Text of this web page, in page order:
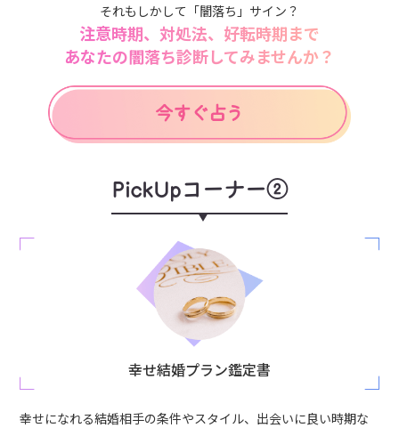
それもしかして「闇落ち」サイン？
注意時期、対処法、好転時期まで
あなたの闇落ち診断してみませんか？
PickUpコーナー②
幸せ結婚プラン鑑定書
幸せになれる結婚相手の条件やスタイル、出会いに良い時期な